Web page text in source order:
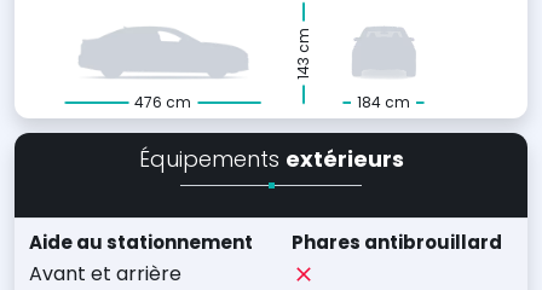
476 cm 184 cm
143 cm
Équipements extérieurs
Aide au stationnement
Avant et arrière
Phares antibrouillard